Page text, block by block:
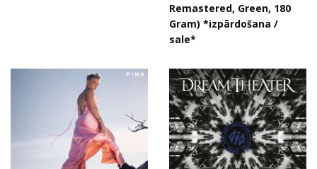
Remastered, Green, 180
Gram) *izpārdošana /
sale*